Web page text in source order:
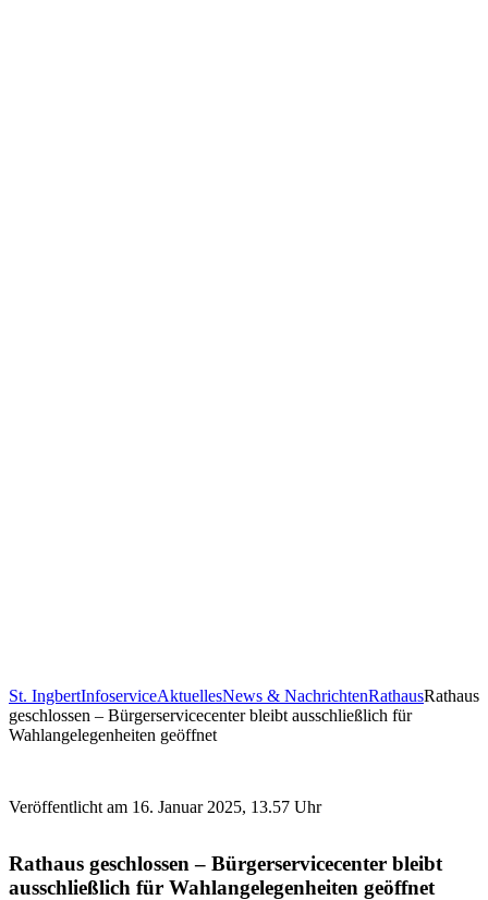
St. IngbertInfoserviceAktuellesNews & NachrichtenRathausRathaus
geschlossen – Bürgerservicecenter bleibt ausschließlich für
Wahlangelegenheiten geöffnet
Veröffentlicht am 16. Januar 2025, 13.57 Uhr
Rathaus geschlossen – Bürgerservicecenter bleibt
ausschließlich für Wahlangelegenheiten geöffnet